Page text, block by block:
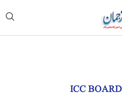
ICC